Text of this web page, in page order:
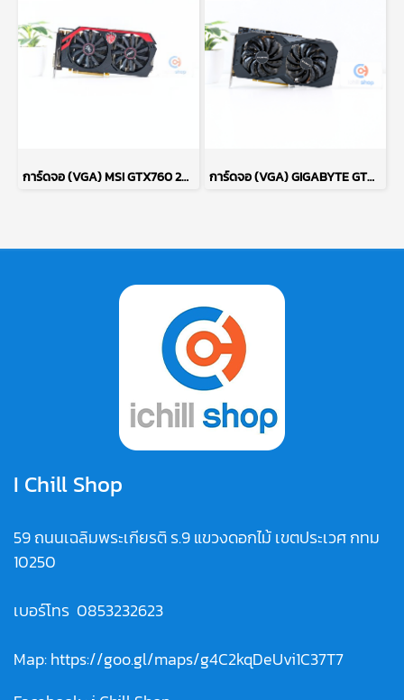
การ์ดจอ (VGA) MSI GTX760 2GB 2F GAMING OC P17695 การ์ดจอ (VGA) GIGABYTE GTX1660 SUPER 6GB 2F OC P13505
I Chill Shop
59 ถนนเฉลิมพระเกียรติ ร.9 แขวงดอกไม้ เขตประเวศ กทม
10250
เบอร์โทร 0853232623
Map:https://goo.gl/maps/g4C2kqDeUvi1C37T7